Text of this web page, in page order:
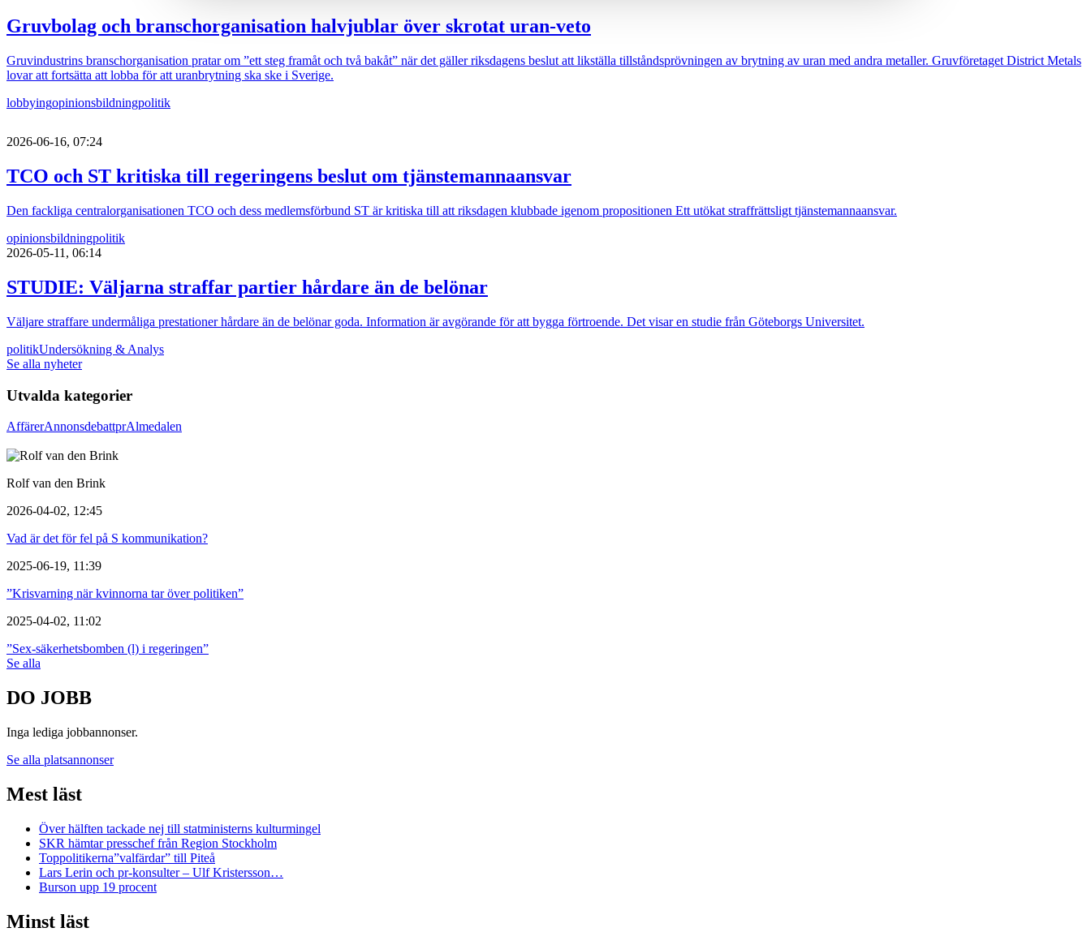
Gruvbolag och branschorganisation halvjublar över skrotat uran-veto
Gruvindustrins branschorganisation pratar om ”ett steg framåt och två bakåt” när det gäller riksdagens beslut att likställa tillståndsprövningen av brytning av uran med andra metaller. Gruvföretaget District Metals
lovar att fortsätta att lobba för att uranbrytning ska ske i Sverige.
lobbyingopinionsbildningpolitik
2026-06-16, 07:24
TCO och ST kritiska till regeringens beslut om tjänstemannaansvar
Den fackliga centralorganisationen TCO och dess medlemsförbund ST är kritiska till att riksdagen klubbade igenom propositionen Ett utökat straffrättsligt tjänstemannaansvar.
opinionsbildningpolitik
2026-05-11, 06:14
STUDIE: Väljarna straffar partier hårdare än de belönar
Väljare straffare undermåliga prestationer hårdare än de belönar goda. Information är avgörande för att bygga förtroende. Det visar en studie från Göteborgs Universitet.
politikUndersökning & Analys
Se alla nyheter
Utvalda kategorier
AffärerAnnonsdebattprAlmedalen
Rolf van den Brink
2026-04-02, 12:45
Vad är det för fel på S kommunikation?
2025-06-19, 11:39
”Krisvarning när kvinnorna tar över politiken”
2025-04-02, 11:02
”Sex-säkerhetsbomben (l) i regeringen”
Se alla
DO JOBB
Inga lediga jobbannonser.
Se alla platsannonser
Mest läst
Över hälften tackade nej till statministerns kulturmingel
SKR hämtar presschef från Region Stockholm
Toppolitikerna”valfärdar” till Piteå
Lars Lerin och pr-konsulter – Ulf Kristersson…
Burson upp 19 procent
Minst läst